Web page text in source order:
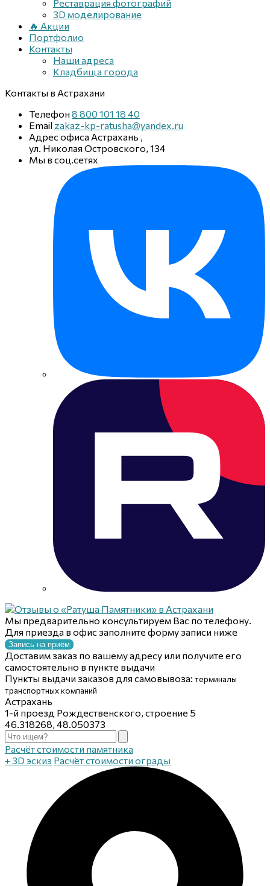
Реставрация фотографий
3D моделирование
🔥 Акции
Портфолио
Контакты
Наши адреса
Кладбища города
Контакты в Астрахани
Телефон 8 800 101 18 40
Email zakaz-kp-ratusha@yandex.ru
Адрес офиса Астрахань ,
ул. Николая Островского, 134
Мы в соц.сетях
Мы предварительно консультируем Вас по телефону.
Для приезда в офис заполните форму записи ниже
Запись на приём
Доставим заказ по вашему адресу или получите его
самостоятельно в пункте выдачи
Пункты выдачи заказов для самовывоза: терминалы
транспортных компаний
Астрахань
1-й проезд Рождественского, строение 5
46.318268, 48.050373
Расчёт стоимости памятника
+ 3D эскиз Расчёт стоимости ограды